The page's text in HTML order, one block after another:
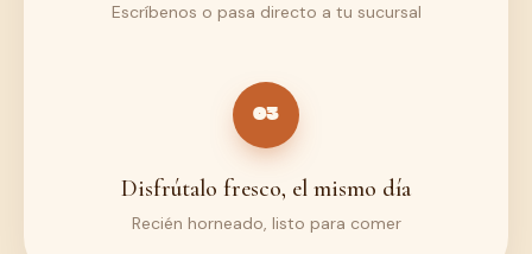
Escríbenos o pasa directo a tu sucursal
03
Disfrútalo fresco, el mismo día
Recién horneado, listo para comer